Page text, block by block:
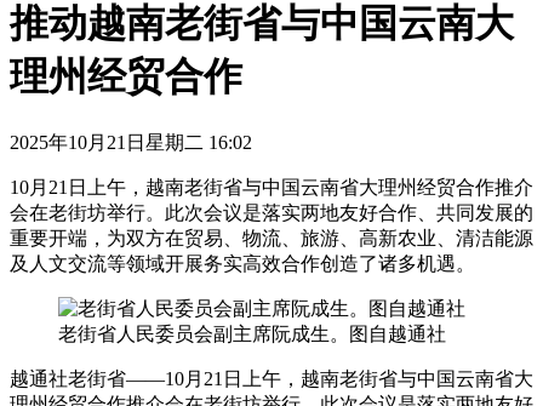
推动越南老街省与中国云南大
理州经贸合作
2025年10月21日星期二 16:02
10月21日上午，越南老街省与中国云南省大理州经贸合作推介
会在老街坊举行。此次会议是落实两地友好合作、共同发展的
重要开端，为双方在贸易、物流、旅游、高新农业、清洁能源
及人文交流等领域开展务实高效合作创造了诸多机遇。
老街省人民委员会副主席阮成生。图自越通社
越通社老街省——10月21日上午，越南老街省与中国云南省大